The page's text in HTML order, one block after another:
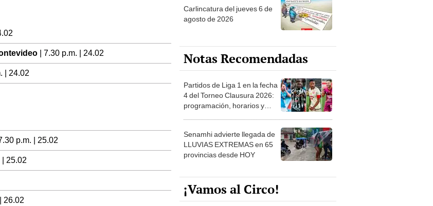
| 7.30 p.m. | 24.02
| 24.02
p.m. | 25.02
| 25.02
26.02
Carlincatura del jueves 6 de
agosto de 2026
Notas Recomendadas
Partidos de Liga 1 en la fecha
4 del Torneo Clausura 2026:
programación, horarios y
Senamhi advierte llegada de
LLUVIAS EXTREMAS en 65
provincias desde HOY
¡Vamos al Circo!